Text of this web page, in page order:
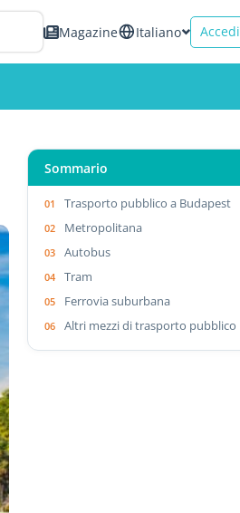
Magazine Italiano Accedi
Sommario
Trasporto pubblico a Budapest
Metropolitana
Autobus
Tram
Ferrovia suburbana
Altri mezzi di trasporto pubblico